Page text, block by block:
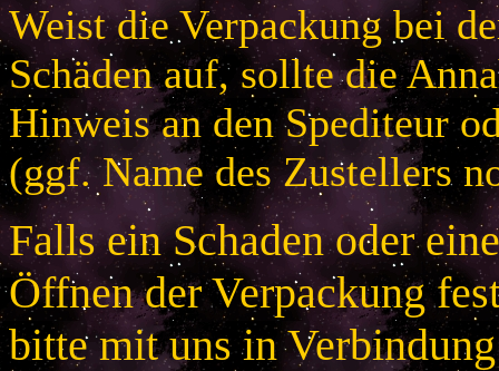
Weist die Verpackung bei
Schäden auf, sollte die
Hinweis an den Spediteur
(ggf. Name des Zustellers
Falls ein Schaden oder
Öffnen der Verpackung
bitte mit uns in